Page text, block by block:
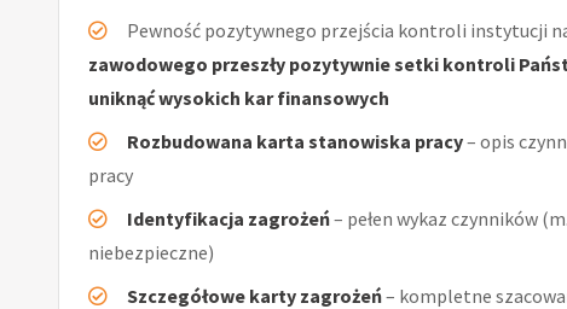
Pewność pozytywnego przejścia kontroli instytucji
zawodowego przeszły pozytywnie setki kontroli
uniknąć wysokich kar finansowych
Rozbudowana karta stanowiska pracy– opis
pracy
Identyfikacja zagrożeń– pełen wykaz czynników
niebezpieczne)
Szczegółowe karty zagrożeń– kompletne